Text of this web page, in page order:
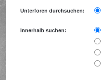
Unterforen durchsuchen:
Innerhalb suchen: